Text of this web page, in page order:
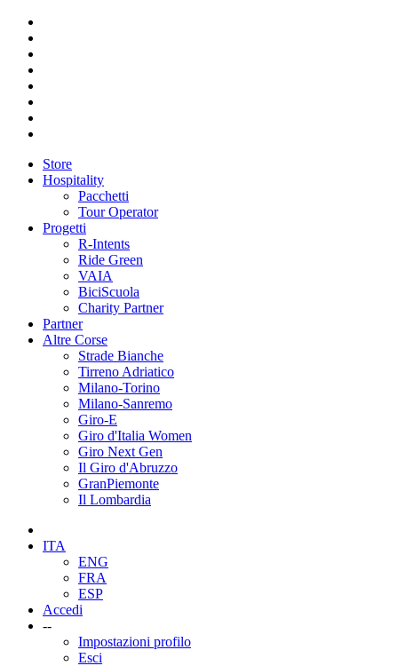
Store
Hospitality
Pacchetti
Tour Operator
Progetti
R-Intents
Ride Green
VAIA
BiciScuola
Charity Partner
Partner
Altre Corse
Strade Bianche
Tirreno Adriatico
Milano-Torino
Milano-Sanremo
Giro-E
Giro d'Italia Women
Giro Next Gen
Il Giro d'Abruzzo
GranPiemonte
Il Lombardia
ITA
ENG
FRA
ESP
Accedi
--
Impostazioni profilo
Esci